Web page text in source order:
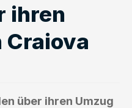
ihren
Craiova
über ihren Umzug